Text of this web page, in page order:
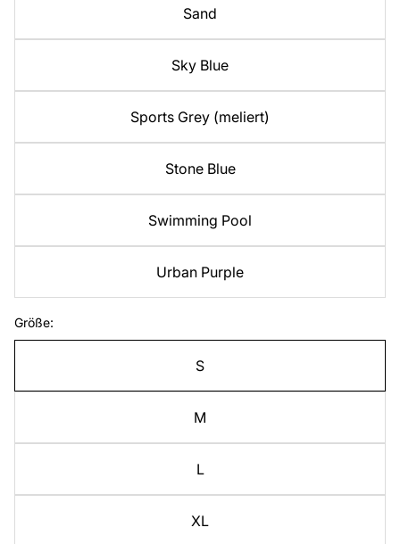
Sand
Sky Blue
Sports Grey (meliert)
Stone Blue
Swimming Pool
Urban Purple
Größe:
S
M
L
XL